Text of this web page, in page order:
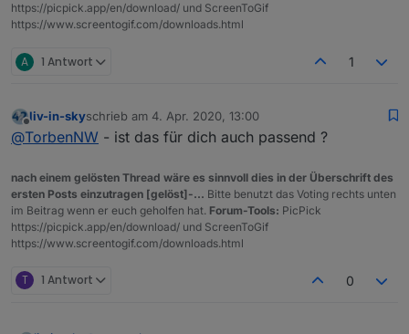
https://picpick.app/en/download/ und ScreenToGif
https://www.screentogif.com/downloads.html
A 1 Antwort 1
Offline
liv-in-skyschrieb am 4. Apr. 2020, 13:00
zuletzt editiert von
@TorbenNW - ist das für dich auch passend ?
nach einem gelösten Thread wäre es sinnvoll dies in der Überschrift des
ersten Posts einzutragen [gelöst]-... Bitte benutzt das Voting rechts unten
im Beitrag wenn er euch geholfen hat. Forum-Tools: PicPick
https://picpick.app/en/download/ und ScreenToGif
https://www.screentogif.com/downloads.html
T 1 Antwort 0